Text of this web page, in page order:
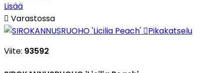
Lisää
 Varastossa
Pikakatselu
Viite: 93592